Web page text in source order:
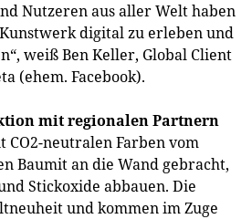
Nutzeren aus aller Welt haben
digital zu erleben und
weiß Ben Keller, Global Client
(ehem. Facebook).
mit regionalen Partnern
neutralen Farben vom
Baumit an die Wand gebracht,
Stickoxide abbauen. Die
und kommen im Zuge